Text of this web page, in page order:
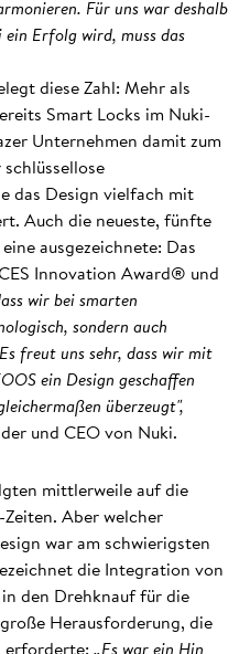
Für uns war deshalb
Erfolg wird, muss das
diese Zahl: Mehr als
Smart Locks im Nuki-
Unternehmen damit zum
das Design vielfach mit
Auch die neueste, fünfte
ausgezeichnete: Das
Innovation Award® und
wir bei smarten
sondern auch
freut uns sehr, dass wir mit
ein Design geschaffen
überzeugt",
und CEO von Nuki.
mittlerweile auf die
Aber welcher
war am schwierigsten
die Integration von
den Drehknauf für die
Herausforderung, die
erforderte: „Es war ein Hin